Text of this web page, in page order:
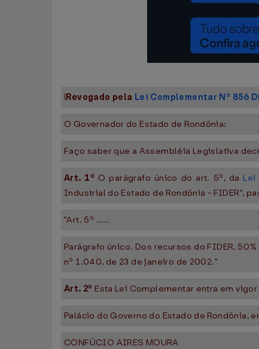
(Revogado pela Lei Complementar Nº 856
O Governador do Estado de Rondônia:
Faço saber que a Assembléia Legislativa
Art. 1º O parágrafo único do art. 5º, da Lei
Industrial do Estado de Rondônia - FIDER",
"Art. 5º .....
Parágrafo único. Dos recursos do FIDER,
nº 1.040, de 23 de janeiro de 2002."
Art. 2º Esta Lei Complementar entra em
Palácio do Governo do Estado de Rondônia,
CONFÚCIO AIRES MOURA